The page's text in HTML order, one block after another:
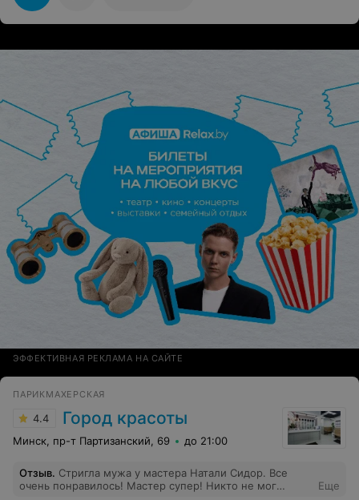
ЭФФЕКТИВНАЯ РЕКЛАМА НА САЙТЕ
ПАРИКМАХЕРСКАЯ
4.4 Город красоты
Минск, пр-т Партизанский, 69 до 21:00
Отзыв. Стригла мужа у мастера Натали Сидор. Все
очень понравилось! Мастер супер! Никто не мог
Еще